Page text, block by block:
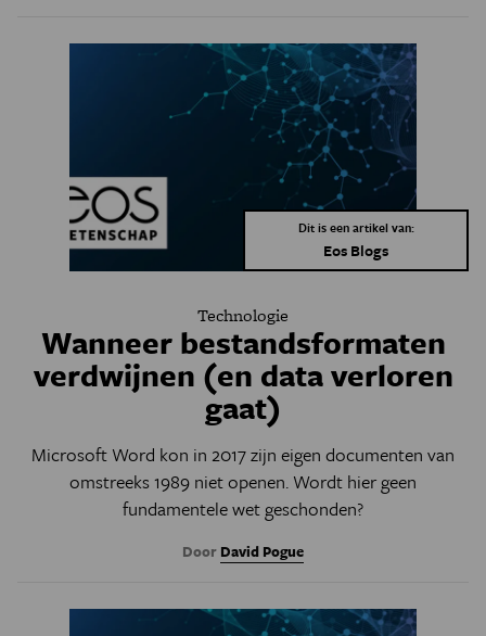
Dit is een artikel van:
Eos Blogs
Technologie
Wanneer bestandsformaten
verdwijnen (en data verloren
gaat)
Microsoft Word kon in 2017 zijn eigen documenten van
omstreeks 1989 niet openen. Wordt hier geen
fundamentele wet geschonden?
Door David Pogue